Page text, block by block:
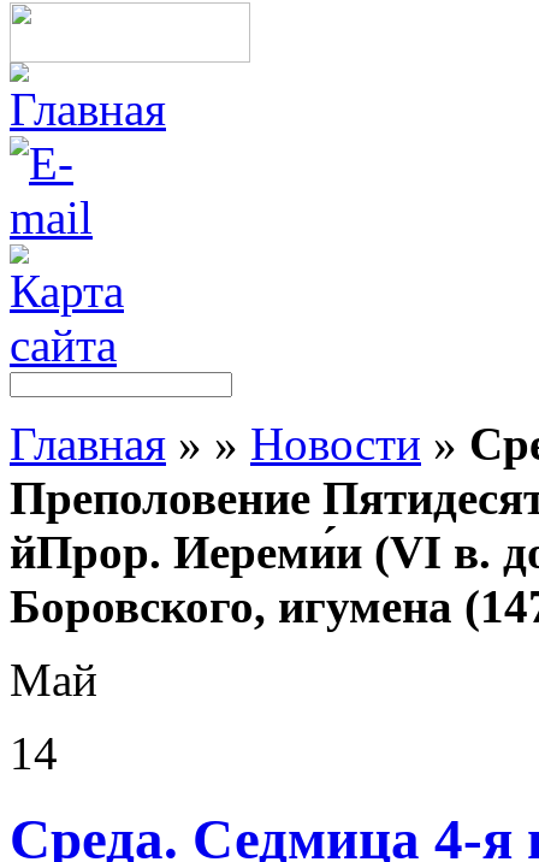
Главная » » Новости »
Преполовение
йПрор. Иереми́и (VI в.
Боровского, игумена
Май
14
Среда. Седмица 4-я